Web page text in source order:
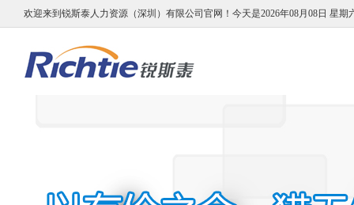
欢迎来到锐斯泰人力资源（深圳）有限公司官网！ 今天是2026年08月08日 星期